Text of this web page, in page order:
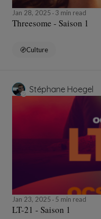
Jan 28, 2025 3 min read
Threesome - Saison 1
Culture
Stéphane Hoegel
Jan 23, 2025 5 min read
LT-21 - Saison 1